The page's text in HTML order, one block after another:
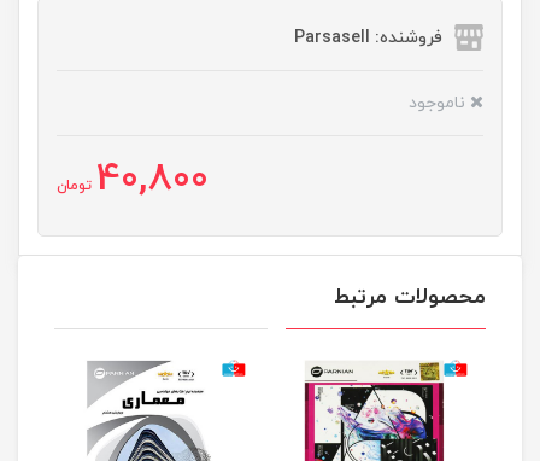
فروشنده: Parsasell
ناموجود
40,800 تومان
محصولات مرتبط